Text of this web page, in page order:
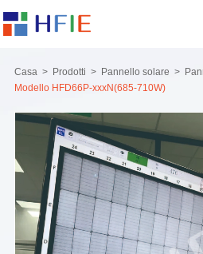
Casa Prodotti Pannello solare
Modello HFD66P-xxxN(685-710W)